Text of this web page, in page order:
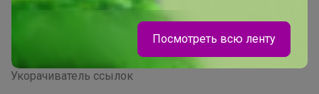
Picabox.ru - Лучшее место для ваших изображений
Розыгрыш - Генератор случайных чисел
Пульс нашего маркетплейса
Укорачиватель ссылок
Посмотреть всю ленту